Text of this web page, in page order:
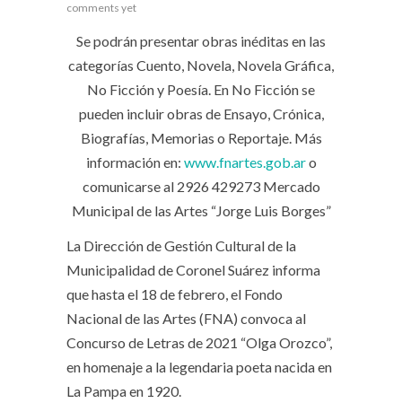
comments yet
Se podrán presentar obras inéditas en las
categorías Cuento, Novela, Novela Gráfica,
No Ficción y Poesía. En No Ficción se
pueden incluir obras de Ensayo, Crónica,
Biografías, Memorias o Reportaje. Más
información en: www.fnartes.gob.aro
comunicarse al 2926 429273 Mercado
Municipal de las Artes “Jorge Luis Borges”
La Dirección de Gestión Cultural de la
Municipalidad de Coronel Suárez informa
que hasta el 18 de febrero, el Fondo
Nacional de las Artes (FNA) convoca al
Concurso de Letras de 2021 “Olga Orozco”,
en homenaje a la legendaria poeta nacida en
La Pampa en 1920.